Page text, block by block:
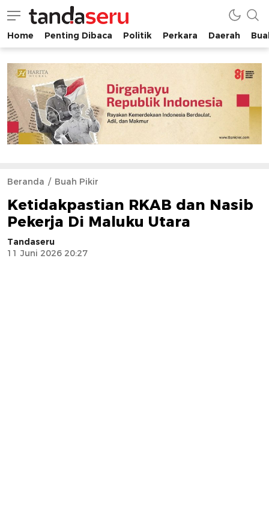
tandaseru.com | Penting Dibaca
tandaseru.com
Home Penting Dibaca Politik Perkara Daerah
Beranda Buah Pikir
Ketidakpastian RKAB dan Nasib
Pekerja Di Maluku Utara
Tandaseru
11 Juni 2026 20:27